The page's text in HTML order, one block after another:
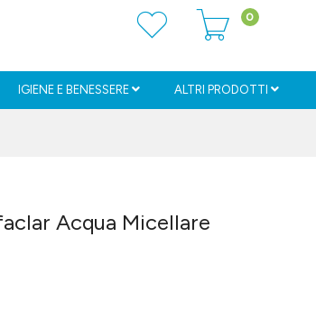
0
IGIENE E BENESSERE ALTRI PRODOTTI
Acqua Micellare